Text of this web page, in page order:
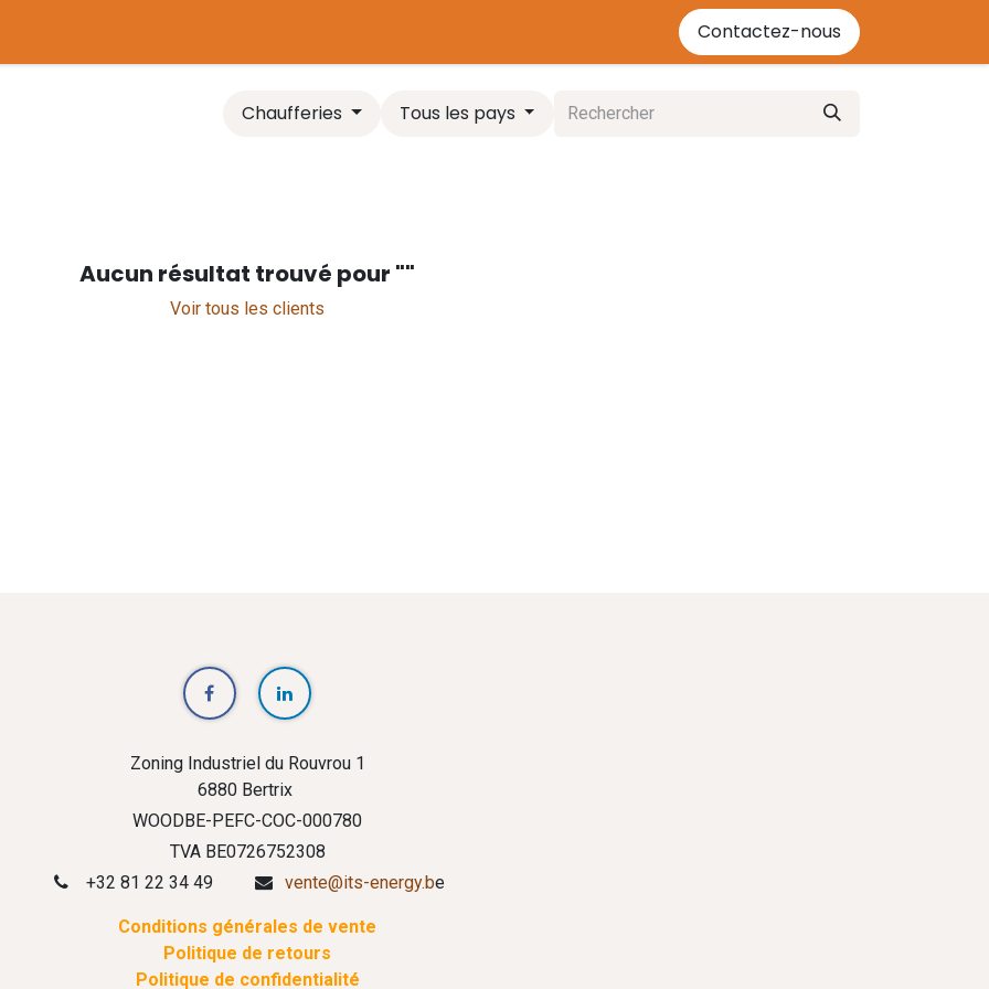
Contactez-nous Événements
Contactez-nous
Chaufferies Tous les pays
Aucun résultat trouvé pour ""
Voir tous les clients
Zoning Industriel du Rouvrou 1
6880 Bertrix
WOODBE-PEFC-COC-000780
TVA BE0726752308
+32 81 22 34 49
vente@its-energy.be
Conditions générales de vente
Politique de retours
Politique de confidentialité